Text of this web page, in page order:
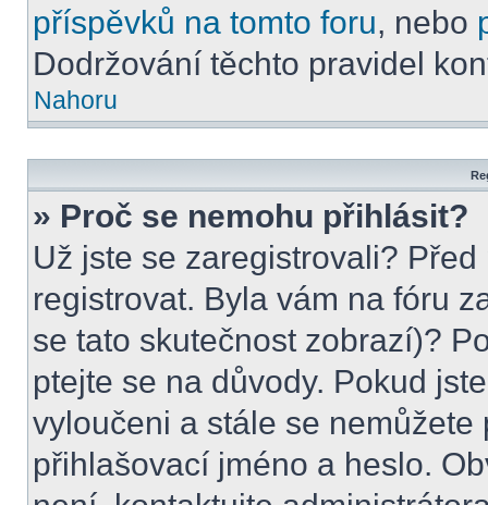
příspěvků na tomto foru, nebo
Dodržování těchto pravidel
Nahoru
» Proč se nemohu přihlásit?
Už jste se zaregistrovali?
registrovat. Byla vám na fóru
se tato skutečnost zobrazí)?
ptejte se na důvody. Pokud
vyloučeni a stále se
přihlašovací jméno a heslo.